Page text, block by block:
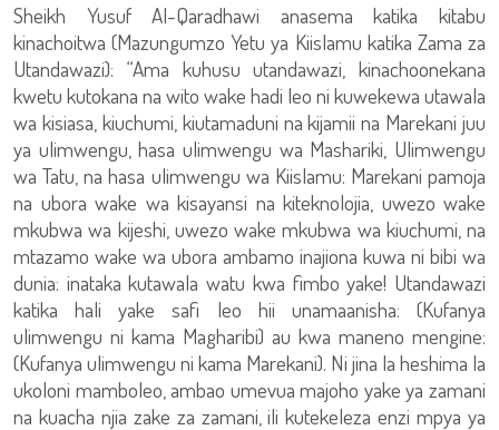
Sheikh Yusuf Al-Qaradhawi anasema katika kitabu
kinachoitwa (Mazungumzo Yetu ya Kiislamu katika Zama za
Utandawazi): “Ama kuhusu utandawazi, kinachoonekana
kwetu kutokana na wito wake hadi leo ni kuwekewa utawala
wa kisiasa, kiuchumi, kiutamaduni na kijamii na Marekani juu
ya ulimwengu, hasa ulimwengu wa Mashariki, Ulimwengu
wa Tatu, na hasa ulimwengu wa Kiislamu: Marekani pamoja
na ubora wake wa kisayansi na kiteknolojia, uwezo wake
mkubwa wa kijeshi, uwezo wake mkubwa wa kiuchumi, na
mtazamo wake wa ubora ambamo inajiona kuwa ni bibi wa
dunia: inataka kutawala watu kwa fimbo yake! Utandawazi
katika hali yake safi leo hii unamaanisha: (Kufanya
ulimwengu ni kama Magharibi) au kwa maneno mengine:
(Kufanya ulimwengu ni kama Marekani). Ni jina la heshima la
ukoloni mamboleo, ambao umevua majoho yake ya zamani
na kuacha njia zake za zamani, ili kutekeleza enzi mpya ya